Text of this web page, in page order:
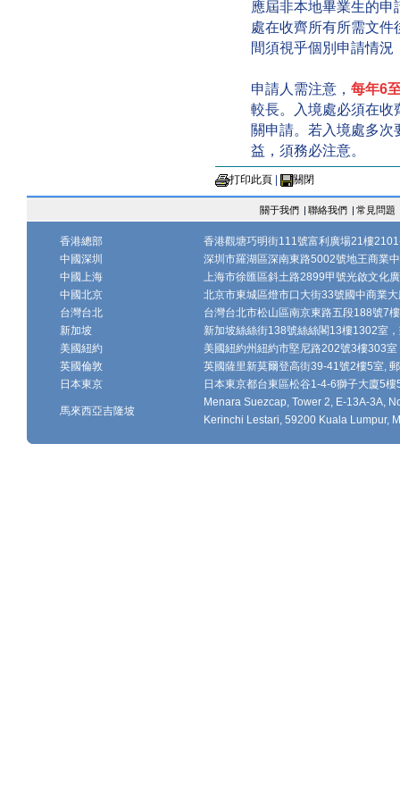
應屆非本地畢業生的
處在收齊所有所需文
間須視乎個別申請情
申請人需注意， 每年6
較長。入境處必須在收
關申請。若入境處多次
益，須務必注意。
打印此頁 關閉
關于我們 | 聯絡我們 | 常見問題
香港總部
香港觀塘巧明街111號富利廣場21樓
中國深圳
深圳市羅湖區深南東路5002號地王商業
中國上海
上海市徐匯區斜土路2899甲號光啟文化
中國北京
北京市東城區燈市口大街33號國中商業
台灣台北
台灣台北市松山區南京東路五段188號7
新加坡
新加坡絲絲街138號絲絲閣13樓1302室
美國紐約
美國紐約州紐約市堅尼路202號3樓303
英國倫敦
英國薩里新莫爾登高街39-41號2樓5室,
日本東京
日本東京都台東區松谷1-4-6獅子大廈5
馬來西亞吉隆坡
Menara Suezcap, Tower 2, E-13A-3A,
Kerinchi Lestari, 59200 Kuala Lumpur,